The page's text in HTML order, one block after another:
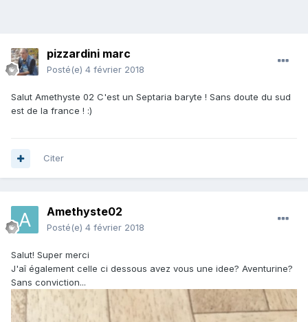
pizzardini marc
Posté(e) 4 février 2018
Salut Amethyste 02 C'est un Septaria baryte ! Sans doute du sud
est de la france ! :)
Citer
Amethyste02
Posté(e) 4 février 2018
Salut! Super merci
J'aî également celle ci dessous avez vous une idee? Aventurine?
Sans conviction...